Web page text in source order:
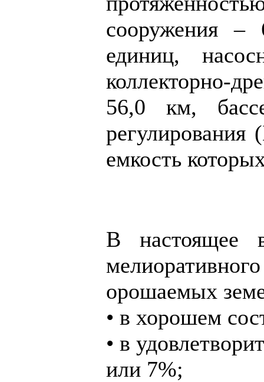
сооружения –
единиц,
коллекторно-
56,0 км,
емкость
В настоящее
орошаемых
• в хорошем
• в
или 7%;